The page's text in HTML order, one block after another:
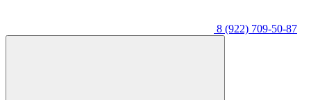
8 (922) 709-50-87